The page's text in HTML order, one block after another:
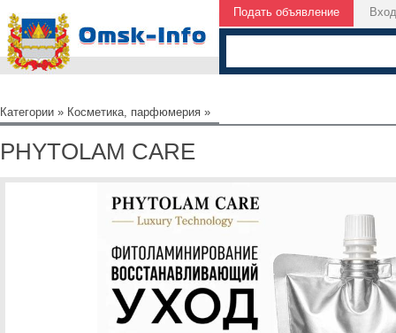
Подать объявление Вход
Категории » Косметика, парфюмерия »
PHYTOLAM CARE